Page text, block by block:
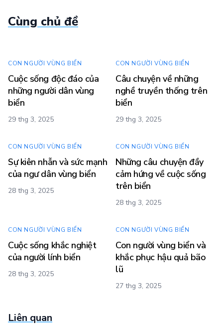
Cùng chủ đề
CON NGƯỜI VÙNG BIỂN
Cuộc sống độc đáo của
những người dân vùng
biển
29 thg 3, 2025
CON NGƯỜI VÙNG BIỂN
Câu chuyện về những
nghề truyền thống trên
biển
29 thg 3, 2025
CON NGƯỜI VÙNG BIỂN
Sự kiên nhẫn và sức mạnh
của ngư dân vùng biển
28 thg 3, 2025
CON NGƯỜI VÙNG BIỂN
Những câu chuyện đầy
cảm hứng về cuộc sống
trên biển
28 thg 3, 2025
CON NGƯỜI VÙNG BIỂN
Cuộc sống khắc nghiệt
của người lính biển
28 thg 3, 2025
CON NGƯỜI VÙNG BIỂN
Con người vùng biển và
khắc phục hậu quả bão
lũ
27 thg 3, 2025
Liên quan